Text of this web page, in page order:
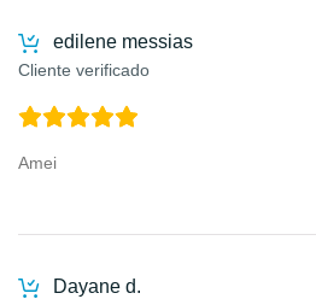
edilene messias
Cliente verificado
Amei
Dayane d.